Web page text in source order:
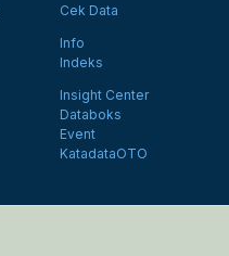
Cek Data
Info
Indeks
Insight Center
Databoks
Event
KatadataOTO